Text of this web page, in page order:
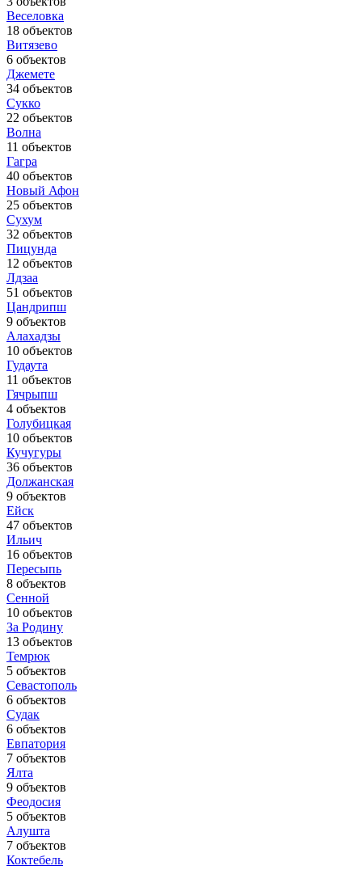
Веселовка
18 объектов
Витязево
6 объектов
Джемете
34 объектов
Сукко
22 объектов
Волна
11 объектов
Гагра
40 объектов
Новый Афон
25 объектов
Сухум
32 объектов
Пицунда
12 объектов
Лдзаа
51 объектов
Цандрипш
9 объектов
Алахадзы
10 объектов
Гудаута
11 объектов
Гячрыпш
4 объектов
Голубицкая
10 объектов
Кучугуры
36 объектов
Должанская
9 объектов
Ейск
47 объектов
Ильич
16 объектов
Пересыпь
8 объектов
Сенной
10 объектов
За Родину
13 объектов
Темрюк
5 объектов
Севастополь
6 объектов
Судак
6 объектов
Евпатория
7 объектов
Ялта
9 объектов
Феодосия
5 объектов
Алушта
7 объектов
Коктебель